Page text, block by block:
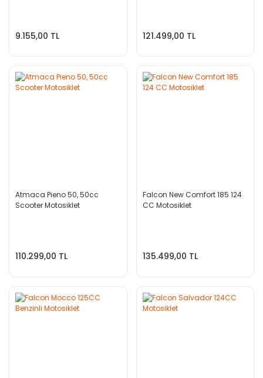
9.155,00 TL 121.499,00 TL
Atmaca Pieno 50, 50cc
Scooter Motosiklet
110.299,00 TL
Falcon New Comfort 185 124
CC Motosiklet
135.499,00 TL